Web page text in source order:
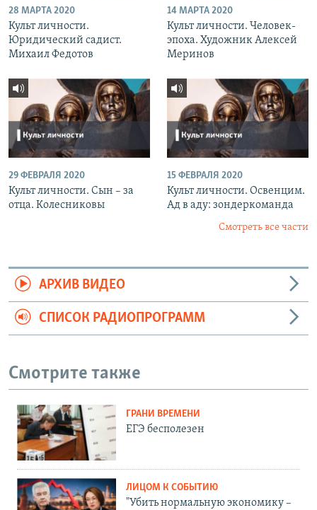
28 МАРТА 2020
Культ личности.
Юридический садист.
Михаил Федотов
14 МАРТА 2020
Культ личности. Человек-
эпоха. Художник Алексей
Меринов
29 ФЕВРАЛЯ 2020
Культ личности. Сын – за
отца. Колесниковы
15 ФЕВРАЛЯ 2020
Культ личности. Освенцим.
Ад в аду: зондеркоманда
Смотреть все части
АРХИВ ВИДЕО
СПИСОК РАДИОПРОГРАММ
Смотрите также
ГРАНИ ВРЕМЕНИ
ЕГЭ бесполезен
ЛИЦОМ К СОБЫТИЮ
"Убить нормальную экономику –